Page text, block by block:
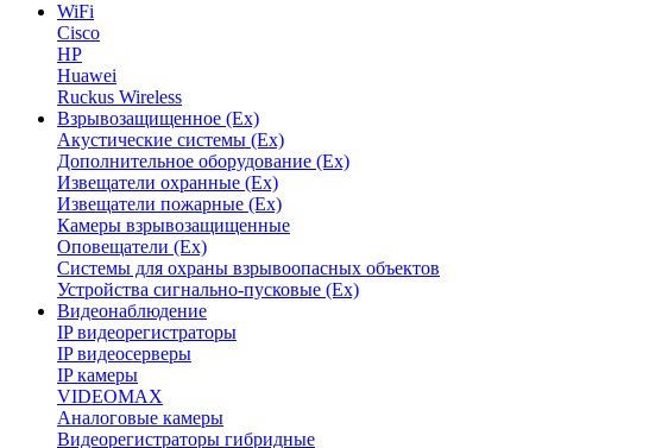
WiFi
Cisco
HP
Huawei
Ruckus Wireless
Взрывозащищенное (Ex)
Акустические системы (Ex)
Дополнительное оборудование (Ex)
Извещатели охранные (Ex)
Извещатели пожарные (Ex)
Камеры взрывозащищенные
Оповещатели (Ex)
Системы для охраны взрывоопасных объектов
Устройства сигнально-пусковые (Ex)
Видеонаблюдение
IP видеорегистраторы
IP видеосерверы
IP камеры
VIDEOMAX
Аналоговые камеры
Видеорегистраторы гибридные